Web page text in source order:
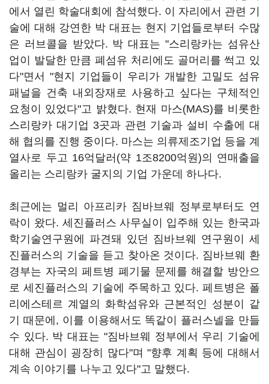
에서 열린 학술대회에 참석했다. 이 자리에서 관련 기
술에 대해 강연한 박 대표는 현지 기업들로부터 수많
은 러브콜을 받았다. 박 대표는 "스리랑카는 섬유산
업이 발달한 만큼 폐섬유 처리에도 골머리를 썩고 있
다"면서 "현지 기업들이 우리가 개발한 고밀도 섬유
패널을 건축 내외장재로 사용하고 싶다는 구체적인
요청이 있었다"고 밝혔다. 현재 마스(MAS)를 비롯한
스리랑카 대기업 3곳과 관련 기술과 설비 수출에 대
해 협의를 진행 중이다. 마스는 의류제조기업 등을 계
열사로 두고 16억달러(약 1조8200억원)의 연매출을
올리는 스리랑카 굴지의 기업 가운데 하나다.
최근에는 멀리 아프리카 짐바브웨 정부로부터도 연
락이 왔다. 세진플러스 사무실이 입주해 있는 한국과
학기술연구원에 파견돼 있던 짐바브웨 연구원이 세
진플러스의 기술을 듣고 찾아온 것이다. 짐바브웨 환
경부는 자국의 페트병 폐기물 문제를 해결할 방안으
로 세진플러스의 기술에 주목하고 있다. 페트병은 폴
리에스테르 계열의 화학섬유와 근본적인 성분이 같
기 때문에, 이를 이용해서도 똑같이 플러스넬을 만들
수 있다. 박 대표는 "짐바브웨 정부에서 우리 기술에
대해 관심이 굉장히 많다"며 "향후 계획 등에 대해서
계속 이야기를 나누고 있다"고 말했다.